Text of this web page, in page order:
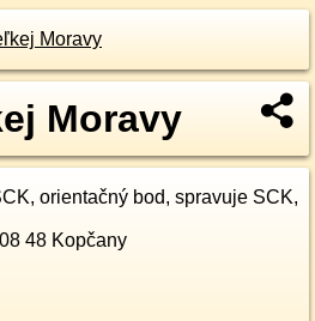
Moravy
Moravy
orientačný bod, spravuje SCK,
48 Kopčany